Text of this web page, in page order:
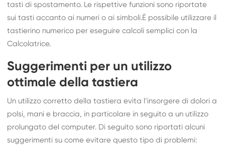
tasti di spostamento. Le rispettive funzioni sono riportate
sui tasti accanto ai numeri o ai simboli.È possibile utilizzare il
tastierino numerico per eseguire calcoli semplici con la
Calcolatrice.
Suggerimenti per un utilizzo
ottimale della tastiera
Un utilizzo corretto della tastiera evita l’insorgere di dolori a
polsi, mani e braccia, in particolare in seguito a un utilizzo
prolungato del computer. Di seguito sono riportati alcuni
suggerimenti su come evitare questo tipo di problemi: